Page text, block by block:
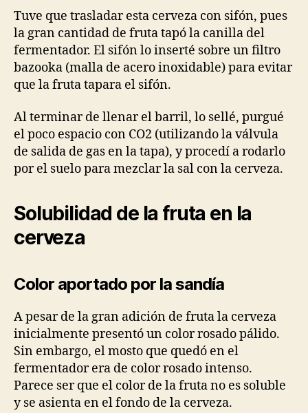
Tuve que trasladar esta cerveza con sifón, pues
la gran cantidad de fruta tapó la canilla del
fermentador. El sifón lo inserté sobre un filtro
bazooka (malla de acero inoxidable) para evitar
que la fruta tapara el sifón.
Al terminar de llenar el barril, lo sellé, purgué
el poco espacio con CO2 (utilizando la válvula
de salida de gas en la tapa), y procedí a rodarlo
por el suelo para mezclar la sal con la cerveza.
Solubilidad de la fruta en la
cerveza
Color aportado por la sandía
A pesar de la gran adición de fruta la cerveza
inicialmente presentó un color rosado pálido.
Sin embargo, el mosto que quedó en el
fermentador era de color rosado intenso.
Parece ser que el color de la fruta no es soluble
y se asienta en el fondo de la cerveza.